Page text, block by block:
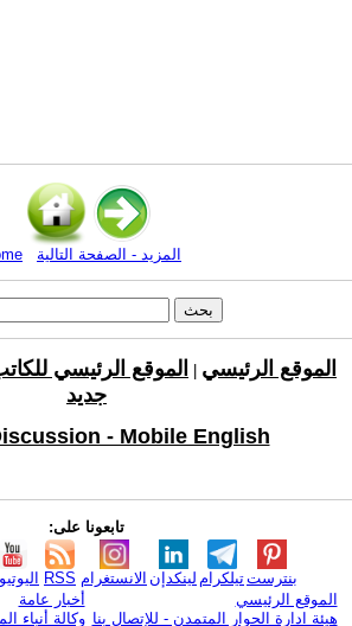
المزيد - الصفحة التالية
الموقع الرئيسي الموقع الرئيسي
جديد
- Mobile English
تابعونا على:
RSS الانستغرام لينكدإن تيلكرامبنترست
الموقع الرئيسي
هيئة ادارة الحوار المتمدن - للإتصال بنا
أخبار عامة
وكالة أنباء